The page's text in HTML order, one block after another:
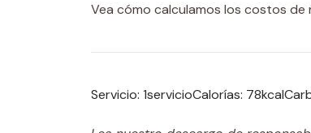
Vea cómo calculamos los costos de
Servicio: 1servicioCalorías: 78kcal